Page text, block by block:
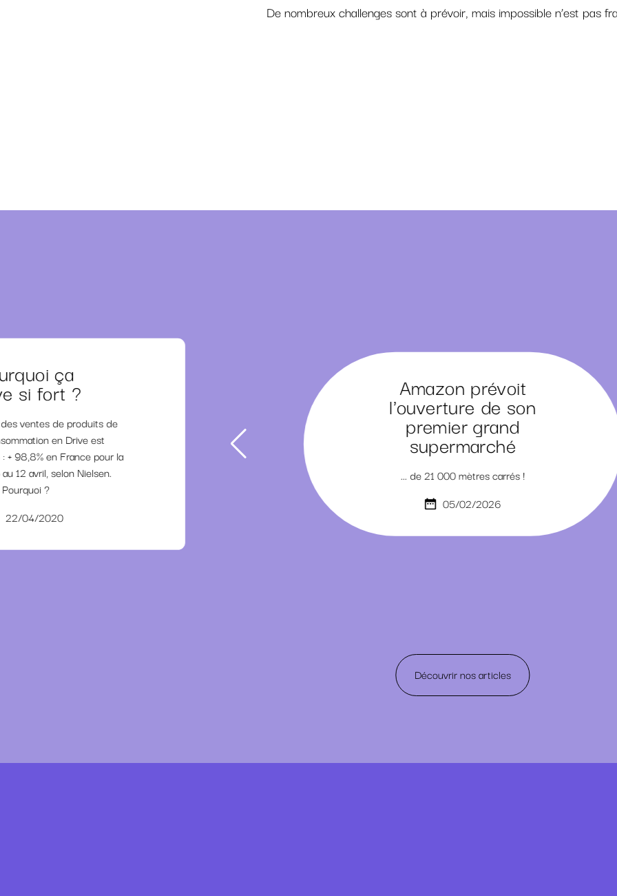
De nombreux challenges sont à prévoir, mais impossible n’est pas
ça
si fort ?
ventes de produits de
en Drive est
+ 98,8% en France pour la
12 avril, selon Nielsen.
Pourquoi ?
22/04/2020
Amazon prévoit
l'ouverture de son
premier grand
supermarché
... de 21 000 mètres carrés !
05/02/2026
Découvrir nos articles